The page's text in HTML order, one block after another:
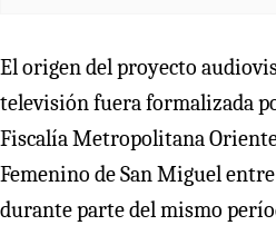
El origen del proyecto
televisión fuera formalizada
Fiscalía Metropolitana
Femenino de San Miguel
durante parte del mismo